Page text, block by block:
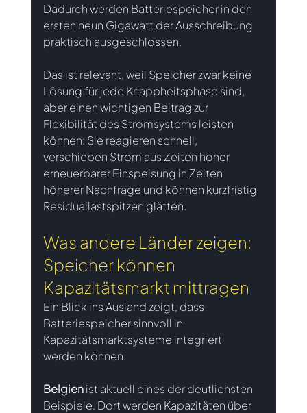
Dadurch werden Batteriespeicher in den
ersten neun Gigawatt der Ausschreibung
praktisch ausgeschlossen.
Das ist relevant, weil Speicher zwar keine
Lösung für jede Knappheitsphase sind,
aber einen wichtigen Beitrag zur
Flexibilität des Stromsystems leisten
können: Sie reagieren schnell,
verschieben Strom aus Zeiten hoher
erneuerbarer Einspeisung in Zeiten
höherer Nachfrage und können kurzfristig
Residuallastspitzen glätten.
Was andere Länder zeigen:
Speicher können
Kapazitätsmarkt mittragen
Ein Blick ins Ausland zeigt, dass
Batteriespeicher sinnvoll in
Kapazitätsmarktsysteme integriert
werden können.
Belgien ist aktuell eines der deutlichsten
Beispiele. Dort werden Kapazitäten über